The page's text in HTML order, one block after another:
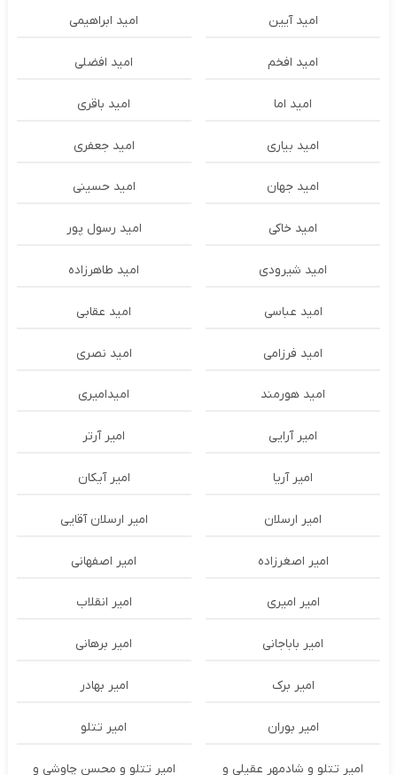
امید آیین امید ابراهیمی
امید افخم امید افضلی
امید اما امید باقری
امید بیاری امید جعفری
امید جهان امید حسینی
امید خاکی امید رسول پور
امید شیرودی امید طاهرزاده
امید عباسی امید عقابی
امید فرزامی امید نصری
امید هورمند امیدامیری
امیر آرایی امیر آرتر
امیر آریا امیر آیکان
امیر ارسلان امیر ارسلان آقایی
امیر اصغرزاده امیر اصفهانی
امیر امیری امیر انقلاب
امیر باباجانی امیر برهانی
امیر برک امیر بهادر
امیر بوران امیر تتلو
امیر تتلو و شادمهر عقیلی و
امیر تتلو و محسن چاوشی و